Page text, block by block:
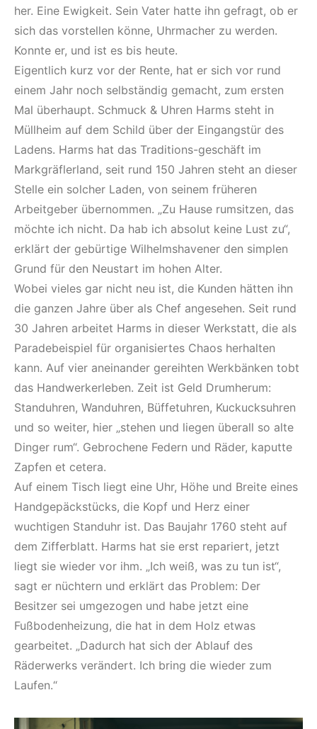
her. Eine Ewigkeit. Sein Vater hatte ihn gefragt, ob er
sich das vorstellen könne, Uhrmacher zu werden.
Konnte er, und ist es bis heute.
Eigentlich kurz vor der Rente, hat er sich vor rund
einem Jahr noch selbständig gemacht, zum ersten
Mal überhaupt. Schmuck & Uhren Harms steht in
Müllheim auf dem Schild über der Eingangstür des
Ladens. Harms hat das Traditions-geschäft im
Markgräflerland, seit rund 150 Jahren steht an dieser
Stelle ein solcher Laden, von seinem früheren
Arbeitgeber übernommen. „Zu Hause rumsitzen, das
möchte ich nicht. Da hab ich absolut keine Lust zu“,
erklärt der gebürtige Wilhelmshavener den simplen
Grund für den Neustart im hohen Alter.
Wobei vieles gar nicht neu ist, die Kunden hätten ihn
die ganzen Jahre über als Chef angesehen. Seit rund
30 Jahren arbeitet Harms in dieser Werkstatt, die als
Paradebeispiel für organisiertes Chaos herhalten
kann. Auf vier aneinander gereihten Werkbänken tobt
das Handwerkerleben. Zeit ist Geld Drumherum:
Standuhren, Wanduhren, Büffetuhren, Kuckucksuhren
und so weiter, hier „stehen und liegen überall so alte
Dinger rum“. Gebrochene Federn und Räder, kaputte
Zapfen et cetera.
Auf einem Tisch liegt eine Uhr, Höhe und Breite eines
Handgepäckstücks, die Kopf und Herz einer
wuchtigen Standuhr ist. Das Baujahr 1760 steht auf
dem Zifferblatt. Harms hat sie erst repariert, jetzt
liegt sie wieder vor ihm. „Ich weiß, was zu tun ist“,
sagt er nüchtern und erklärt das Problem: Der
Besitzer sei umgezogen und habe jetzt eine
Fußbodenheizung, die hat in dem Holz etwas
gearbeitet. „Dadurch hat sich der Ablauf des
Räderwerks verändert. Ich bring die wieder zum
Laufen.“